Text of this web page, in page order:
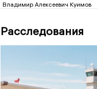
Владимир Алексеевич Куимов
Расследования